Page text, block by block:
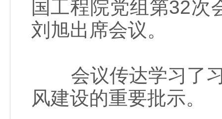
国工程院党组第32次
刘旭出席会议。
会议传达学习了习
风建设的重要批示。